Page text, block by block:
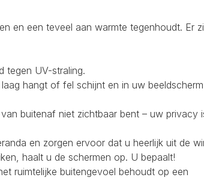
en een teveel aan warmte tegenhoudt. Er
tegen UV-straling.
hangt of fel schijnt en in uw beeldscherm
buitenaf niet zichtbaar bent – uw privacy
en zorgen ervoor dat u heerlijk uit de
haalt u de schermen op. U bepaalt!
ruimtelijke buitengevoel behoudt op een